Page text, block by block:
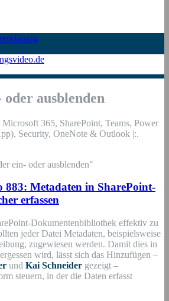
ausblenden
365, SharePoint, Teams, Power
Security, OneNote & Outlook |:.
ein- oder ausblenden"
883: Metadaten in SharePoint-
erfassen
Dokumentenbibliothek effektiv zu
jeder Datei Metadaten, beispielsweise
zugewiesen werden. Damit dies in
wird, lässt sich das Hinzufügen –
und Kai Schneider gezeigt –
steuern, in der die Daten erfasst